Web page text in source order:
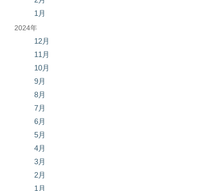
1月
2024年
12月
11月
10月
9月
8月
7月
6月
5月
4月
3月
2月
1月